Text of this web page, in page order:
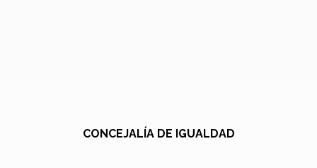
CONCEJALÍA DE IGUALDAD